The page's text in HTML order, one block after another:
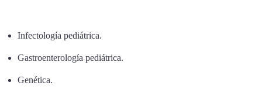
Infectología pediátrica.
Gastroenterología pediátrica.
Genética.